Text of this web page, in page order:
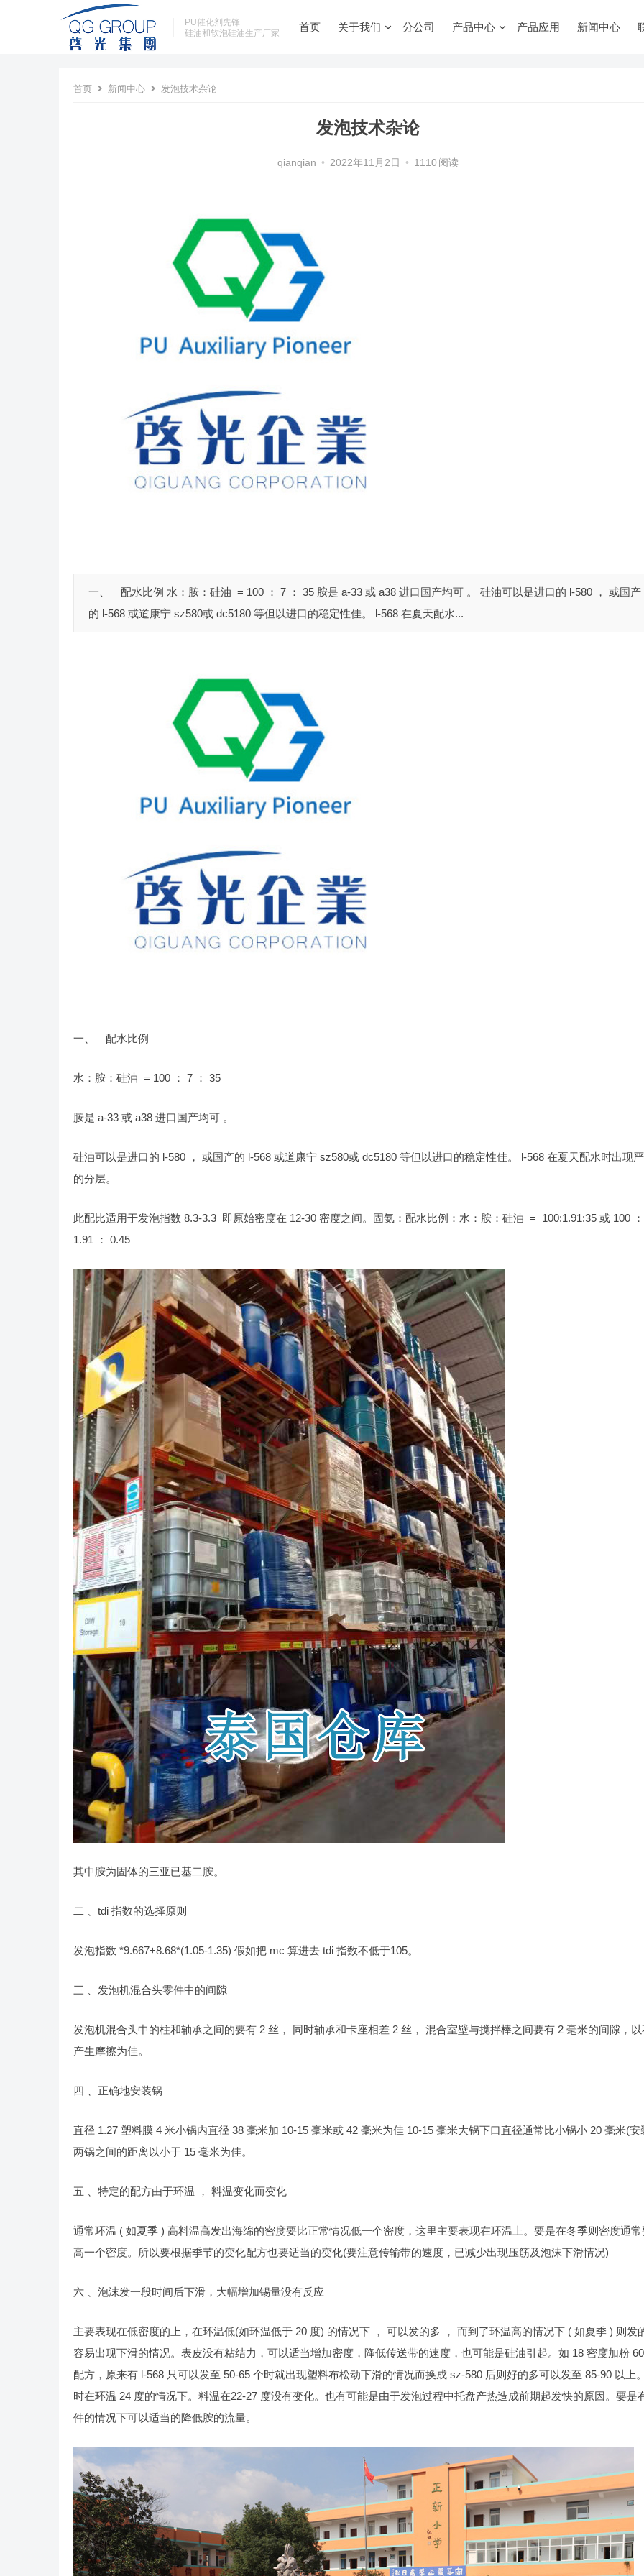
PU催化剂先锋
硅油和软泡硅油生产厂家
首页 关于我们 分公司 产品中心 产品应用 新闻中心
首页 新闻中心 发泡技术杂论
发泡技术杂论
qianqian • 2022年11月2日 • 1110 阅读
一、 配水比例 水：胺：硅油 = 100 ： 7 ： 35 胺是 a-33 或 a38 进口国产均可 。 硅油可以是进口的 l-580 ， 或国产
的 l-568 或道康宁 sz580或 dc5180 等但以进口的稳定性佳。 l-568 在夏天配水...
一、 配水比例
水：胺：硅油 = 100 ： 7 ： 35
胺是 a-33 或 a38 进口国产均可 。
硅油可以是进口的 l-580 ， 或国产的 l-568 或道康宁 sz580或 dc5180 等但以进口的稳定性佳。 l-568 在夏天配水时出现
的分层。
此配比适用于发泡指数 8.3-3.3 即原始密度在 12-30 密度之间。固氨：配水比例：水：胺：硅油 = 100:1.91:35 或 100 ：
1.91 ： 0.45
其中胺为固体的三亚已基二胺。
二 、tdi 指数的选择原则
发泡指数 *9.667+8.68*(1.05-1.35) 假如把 mc 算进去 tdi 指数不低于105。
三 、发泡机混合头零件中的间隙
发泡机混合头中的柱和轴承之间的要有 2 丝， 同时轴承和卡座相差 2 丝， 混合室壁与搅拌棒之间要有 2 毫米的间隙，以
产生摩擦为佳。
四 、正确地安装锅
直径 1.27 塑料膜 4 米小锅内直径 38 毫米加 10-15 毫米或 42 毫米为佳 10-15 毫米大锅下口直径通常比小锅小 20 毫米(安
两锅之间的距离以小于 15 毫米为佳。
五 、特定的配方由于环温 ， 料温变化而变化
通常环温 ( 如夏季 ) 高料温高发出海绵的密度要比正常情况低一个密度，这里主要表现在环温上。要是在冬季则密度通常
高一个密度。所以要根据季节的变化配方也要适当的变化(要注意传输带的速度，已减少出现压筋及泡沫下滑情况)
六 、泡沫发一段时间后下滑，大幅增加锡量没有反应
主要表现在低密度的上，在环温低(如环温低于 20 度) 的情况下 ， 可以发的多 ， 而到了环温高的情况下 ( 如夏季 ) 则发
容易出现下滑的情况。表皮没有粘结力，可以适当增加密度，降低传送带的速度，也可能是硅油引起。如 18 密度加粉
配方，原来有 l-568 只可以发至 50-65 个时就出现塑料布松动下滑的情况而换成 sz-580 后则好的多可以发至 85-90 以上
时在环温 24 度的情况下。料温在22-27 度没有变化。也有可能是由于发泡过程中托盘产热造成前期起发快的原因。要是
件的情况下可以适当的降低胺的流量。